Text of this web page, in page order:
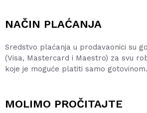
NAČIN PLAĆANJA
Sredstvo plaćanja u prodavaonici su
(Visa, Mastercard i Maestro) za svu
koje je moguće platiti samo gotovinom.
MOLIMO PROČITAJTE